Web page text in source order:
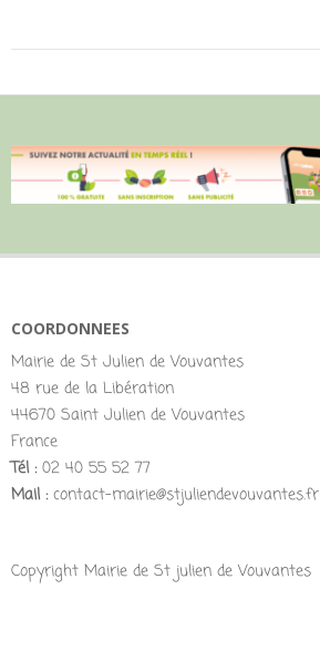
COORDONNEES
Mairie de St Julien de Vouvantes
48 rue de la Libération
44670 Saint Julien de Vouvantes
France
Tél :02 40 55 52 77
Mail :contact-mairie@stjuliendevouvantes.fr
Copyright Mairie de St julien de Vouvantes